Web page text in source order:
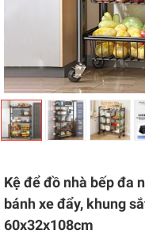
Kệ để đồ nhà bếp đa
bánh xe đẩy, khung
60x32x108cm